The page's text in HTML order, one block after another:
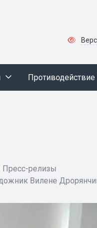
Пресс-релизы
Вилене